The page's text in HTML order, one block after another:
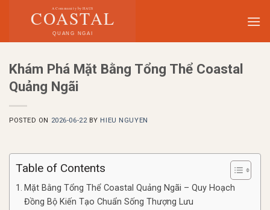
Khám Phá Mặt Bằng Tổng Thể Coastal
Quảng Ngãi
POSTED ON 2026-06-22BY HIEU NGUYEN
Table of Contents
Mặt Bằng Tổng Thể Coastal Quảng Ngãi – Quy Hoạch
Đồng Bộ Kiến Tạo Chuẩn Sống Thượng Lưu